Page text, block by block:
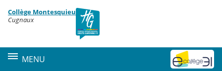
Menu de la rubrique
Contenu
Collège Montesquieu
Cugnaux
MENU